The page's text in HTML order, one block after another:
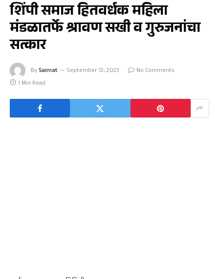
शिंपी समाज हितवर्धक महिला
मंडळातर्फे श्रावण सखी व गुरुजनांचा
सत्कार
By Saimat September 12, 2023
No Comments
1 Min Read